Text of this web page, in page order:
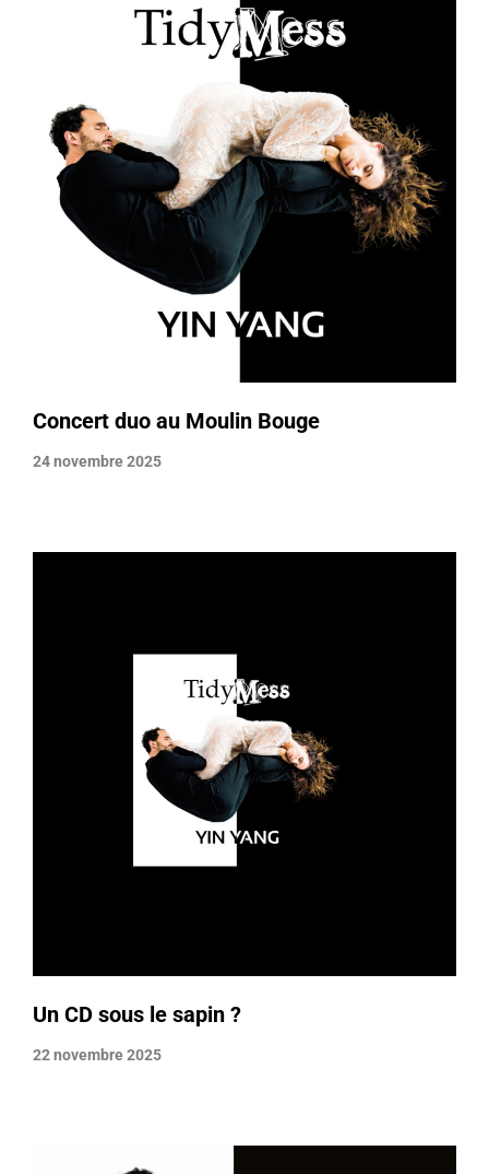
Concert duo au Moulin Bouge
24 novembre 2025
Un CD sous le sapin ?
22 novembre 2025